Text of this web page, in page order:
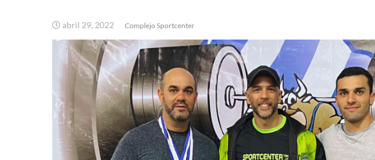
abril 29, 2022 Complejo Sportcenter